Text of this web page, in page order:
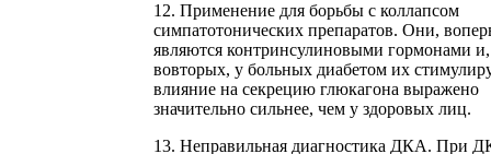
12. Применение для борьбы с коллапсом
симпатотонических препаратов. Они,
являются контринсулиновыми гормонами и,
вовторых, у больных диабетом их
влияние на секрецию глюкагона выражено
значительно сильнее, чем у здоровых лиц.
13. Неправильная диагностика ДКА. При